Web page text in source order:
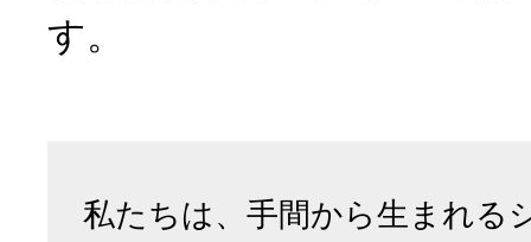
す。
私たちは、手間から生まれる